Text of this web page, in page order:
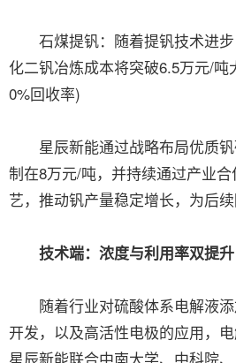
石煤提钒：随着提钒技术进步
化二钒冶炼成本将突破6.5万元/吨
0%回收率)
星辰新能通过战略布局优质钒
制在8万元/吨，并持续通过产业
艺，推动钒产量稳定增长，为后续
技术端：浓度与利用率双提升
随着行业对硫酸体系电解液添
开发，以及高活性电极的应用，电
星辰新能联合中南大学、中科院